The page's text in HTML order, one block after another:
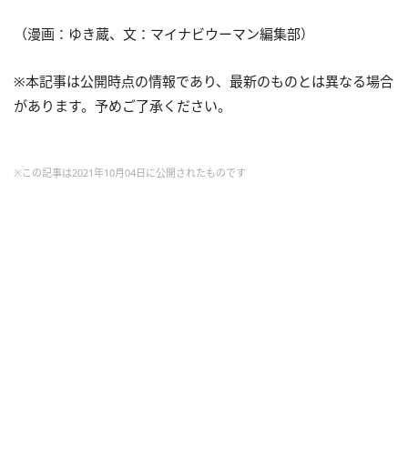
（漫画：ゆき蔵、文：マイナビウーマン編集部）
※本記事は公開時点の情報であり、最新のものとは異なる場合
があります。予めご了承ください。
※この記事は2021年10月04日に公開されたものです